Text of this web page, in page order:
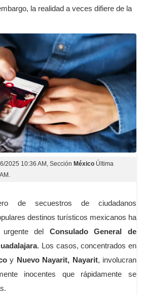
la realidad a veces difiere de la
2025 10:36 AM , Sección México Última
de secuestros de ciudadanos
destinos turísticos mexicanos ha
urgente del Consulado General de
. Los casos, concentrados en
y Nuevo Nayarit, Nayarit, involucran
inocentes que rápidamente se